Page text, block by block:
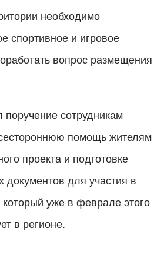
необходимо
спортивное и игровое
вопрос размещения
сотрудникам
помощь жителям
проекта и подготовке
документов для участия в
который уже в феврале этого
в регионе.